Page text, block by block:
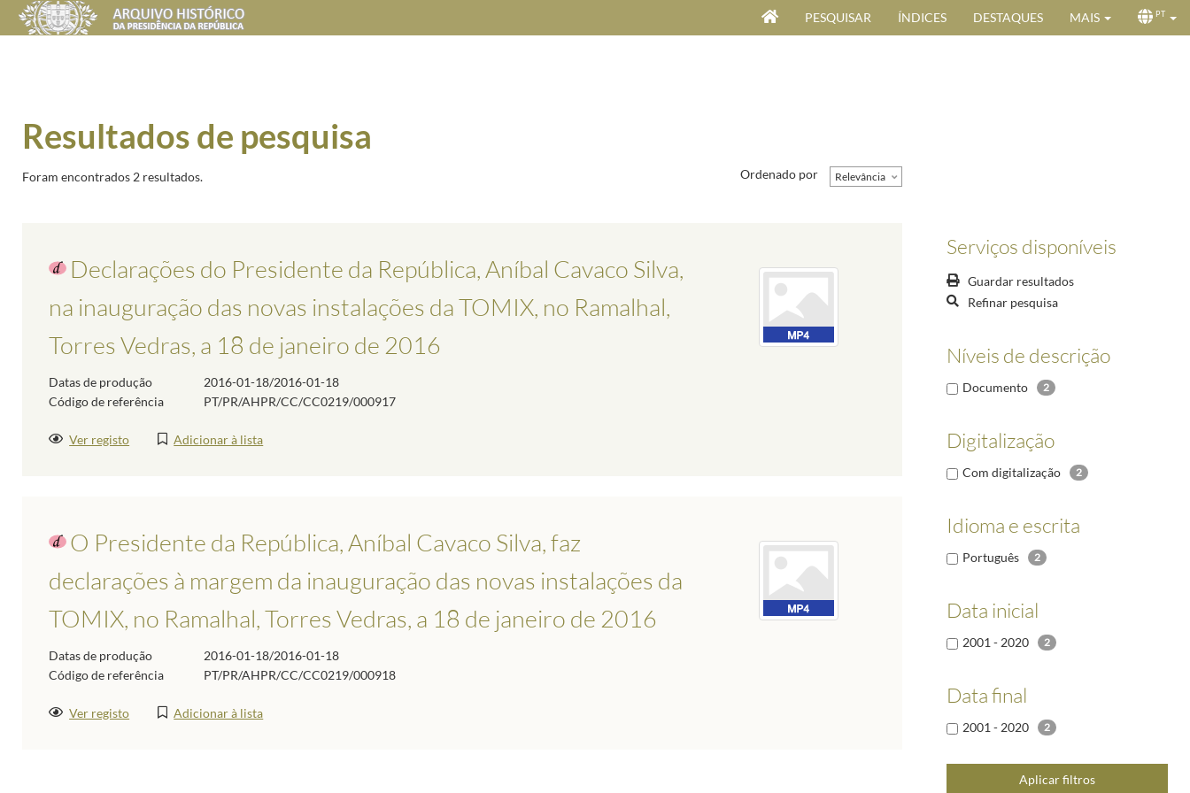
PESQUISAR ÍNDICES DESTAQUES MAIS PT
Resultados de pesquisa
Serviços disponíveis
Guardar resultados
Refinar pesquisa
Níveis de descrição
Documento 2
Digitalização
Com digitalização 2
Idioma e escrita
Português 2
Data inicial
2001 - 2020 2
Data final
2001 - 2020 2
Aplicar filtros
Foram encontrados 2 resultados. Ordenado por Relevância
Declarações do Presidente da República, Aníbal Cavaco Silva,
na inauguração das novas instalações da TOMIX, no Ramalhal,
Torres Vedras, a 18 de janeiro de 2016
Datas de produção
2016-01-18/2016-01-18
Código de referência
PT/PR/AHPR/CC/CC0219/000917
Ver registo Adicionar à lista
O Presidente da República, Aníbal Cavaco Silva, faz
declarações à margem da inauguração das novas instalações da
TOMIX, no Ramalhal, Torres Vedras, a 18 de janeiro de 2016
Datas de produção
2016-01-18/2016-01-18
Código de referência
PT/PR/AHPR/CC/CC0219/000918
Ver registo Adicionar à lista